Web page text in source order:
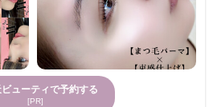
ューティで予約する
[PR]